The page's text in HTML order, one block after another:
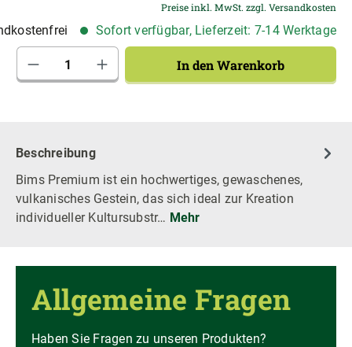
Preise inkl. MwSt. zzgl. Versandkosten
Sofort verfügbar, Lieferzeit: 7-14 Werktage
Produkt Anzahl: Gib den gewünschten
In den Warenkorb
Beschreibung
Bims Premium ist ein hochwertiges, gewaschenes,
vulkanisches Gestein, das sich ideal zur Kreation
individueller Kultursubstr… Mehr
Allgemeine Fragen
Haben Sie Fragen zu unseren Produkten?